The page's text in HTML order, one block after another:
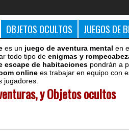
OBJETOS OCULTOS JUEGOS DE
es un juego de aventura mental en
todo tipo de enigmas y
escape de habitaciones pondrán a
online es trabajar en equipo con
jugadores.
y Objetos ocultos